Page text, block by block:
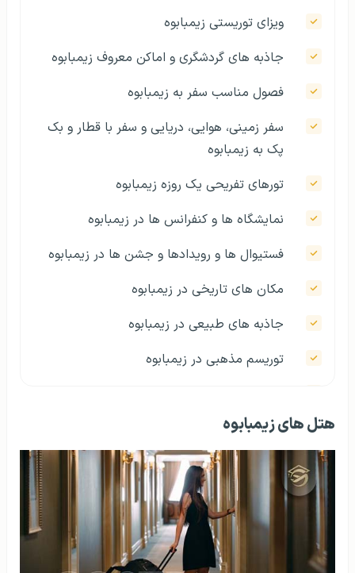
ویزای توریستی زیمبابوه
جاذبه‌ های گردشگری و اماکن معروف زیمبابوه
فصول مناسب سفر به زیمبابوه
سفر زمینی، هوایی، دریایی و سفر با قطار و بک
پک به زیمبابوه
تورهای تفریحی یک روزه زیمبابوه
نمایشگاه ها و کنفرانس ها در زیمبابوه
فستیوال ها و رویدادها و جشن ها در زیمبابوه
مکان های تاریخی در زیمبابوه
جاذبه های طبیعی در زیمبابوه
توریسم مذهبی در زیمبابوه
هتل های زیمبابوه